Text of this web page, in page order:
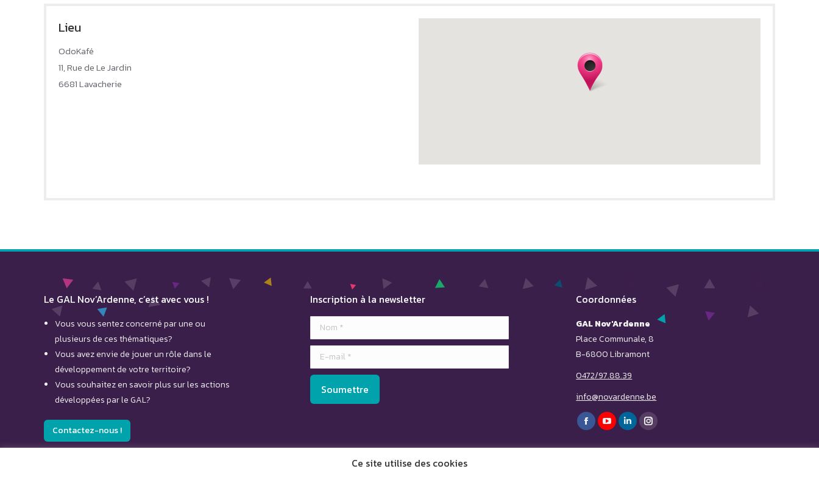
Lieu
OdoKafé
11, Rue de Le Jardin
6681 Lavacherie
Le GAL Nov’Ardenne, c’est avec vous !
Vous vous sentez concerné par une ou
plusieurs de ces thématiques?
Vous avez envie de jouer un rôle dans le
développement de votre territoire?
Vous souhaitez en savoir plus sur les actions
développées par le GAL?
Contactez-nous !
Inscription à la newsletter
Nom *
E-mail *
Soumettre
Coordonnées
GAL Nov'Ardenne
Place Communale, 8
B-6800 Libramont
0472/97.88.39
info@novardenne.be
Trouvez nous sur :
Facebook
page
YouTube
page
LinkedIn
page
Instagram
page
Ce site utilise des cookies